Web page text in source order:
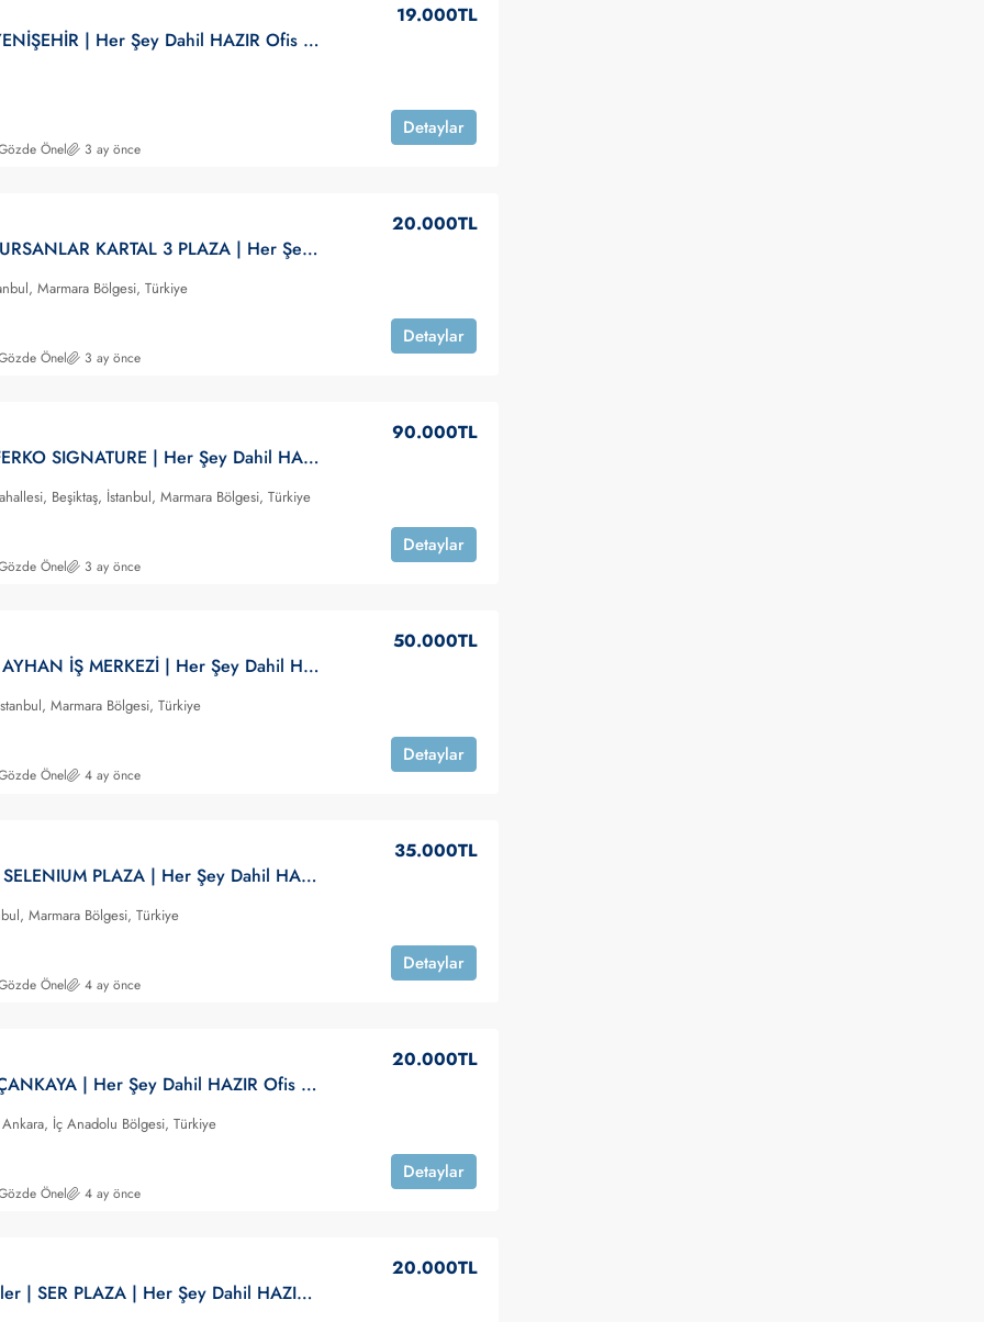
PENDİK YENİŞEHİR | Her Şey Dahil HAZIR Ofis | KİRALIK
19.000TL
Detaylar
Önel 3 ay önce
Kartal | NURSANLAR KARTAL 3 PLAZA | Her Şey Dahil HAZIR Ofis | KİRALIK
20.000TL
Marmara Bölgesi, Türkiye
Detaylar
Önel 3 ay önce
Levent | FERKO SIGNATURE | Her Şey Dahil HAZIR Ofis | KİRALIK
90.000TL
Beşiktaş, İstanbul, Marmara Bölgesi, Türkiye
Detaylar
Önel 3 ay önce
Kadıköy | AYHAN İŞ MERKEZİ | Her Şey Dahil HAZIR Ofis | KİRALIK
50.000TL
Marmara Bölgesi, Türkiye
Detaylar
Önel 4 ay önce
Beşiktaş | SELENIUM PLAZA | Her Şey Dahil HAZIR Ofis | KİRALIK
35.000TL
Marmara Bölgesi, Türkiye
Detaylar
Önel 4 ay önce
Ankara | ÇANKAYA | Her Şey Dahil HAZIR Ofis | KİRALIK
20.000TL
İç Anadolu Bölgesi, Türkiye
Detaylar
Önel 4 ay önce
Bahçelievler | SER PLAZA | Her Şey Dahil HAZIR Ofis | KİRALIK
20.000TL